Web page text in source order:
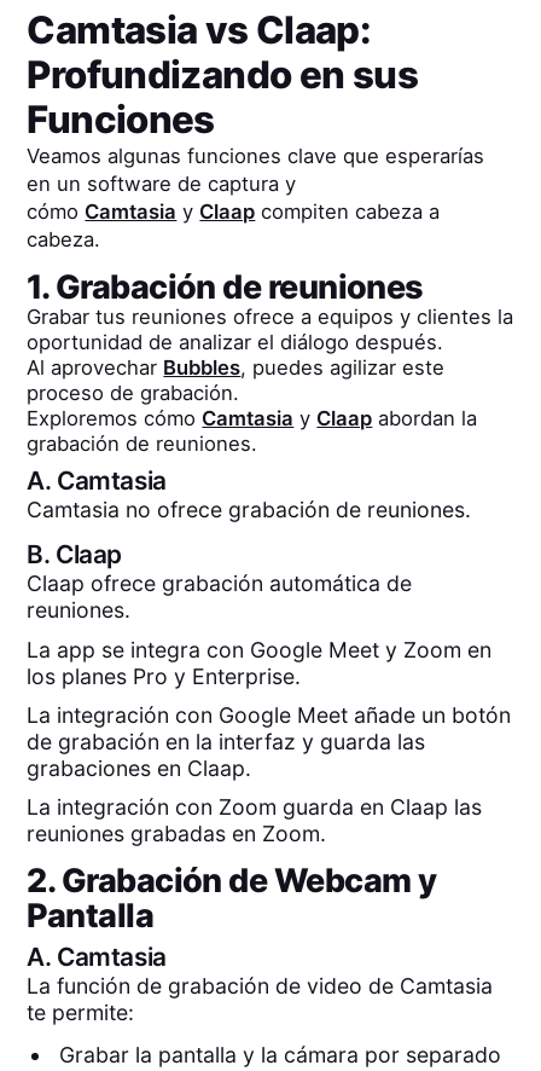
Camtasiavs Claap:
Profundizando en sus
Funciones
Veamos algunas funciones clave que esperarías
en un software de captura y
cómo Camtasia y Claap compiten cabeza a
cabeza.
1. Grabación de reuniones
Grabar tus reuniones ofrece a equipos y clientes la
oportunidad de analizar el diálogo después.
Al aprovechar Bubbles, puedes agilizar este
proceso de grabación.
Exploremos cómo Camtasia y Claap abordan la
grabación de reuniones.
A. Camtasia
Camtasia no ofrece grabación de reuniones.
B. Claap
Claap ofrece grabación automática de
reuniones.
La app se integra con Google Meet y Zoom en
los planes Pro y Enterprise.
La integración con Google Meet añade un botón
de grabación en la interfaz y guarda las
grabaciones en Claap.
La integración con Zoom guarda en Claap las
reuniones grabadas en Zoom.
2. Grabación de Webcam y
Pantalla
A. Camtasia
La función de grabación de video de Camtasia
te permite:
Grabar la pantalla y la cámara por separado